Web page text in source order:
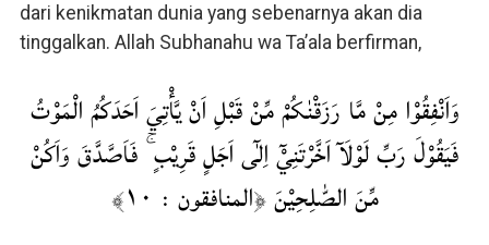
dari kenikmatan dunia yang sebenarnya akan dia
tinggalkan. Allah Subhanahu wa Ta’ala berfirman,
وَاَنْفِقُوْا مِنْ مَّا رَزَقْنٰكُمْ مِّنْ قَبْلِ اَنْ يَّأْتِيَ اَحَدَكُمُ الْمَوْتُ
فَيَقُوْلَ رَبِّ لَوْلَآ اَخَّرْتَنِيْٓ اِلٰٓى اَجَلٍ قَرِيْبٍ ۚ فَاَصَّدَّقَ وَاَكُنْ
مِّنَ الصّٰلِحِيْنَ ﴿المنافقون : ۱۰﴾